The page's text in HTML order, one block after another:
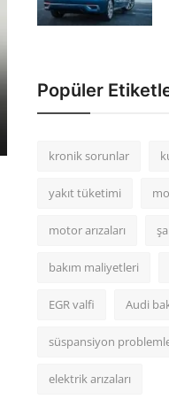
Popüler
kronik sorunlar
yakıt tüketimi
motor arızaları
bakım maliyetleri
EGR valfi Audi
süspansiyon
elektrik arızaları